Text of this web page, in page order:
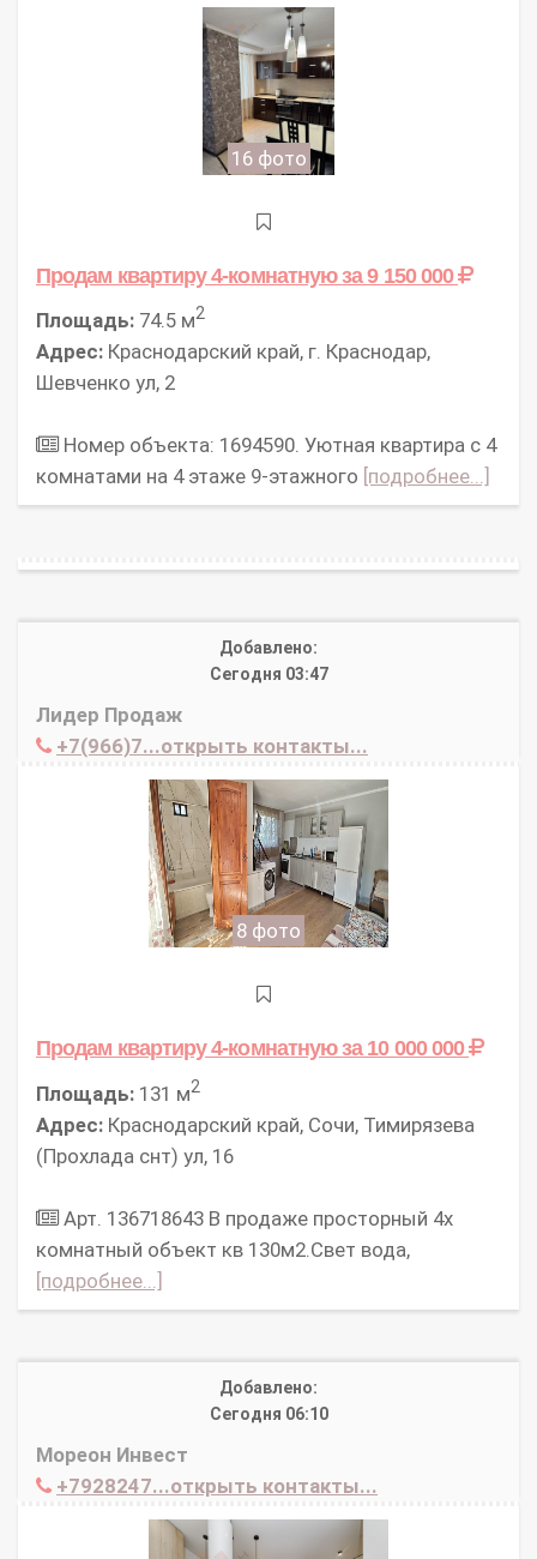
16 фото
Продам квартиру 4-комнатнуюза 9 150 000
Площадь: 74.5 м2
Адрес: Краснодарский край, г. Краснодар,
Шевченко ул, 2
Номер объекта: 1694590. Уютная квартира с 4
комнатами на 4 этаже 9-этажного [подробнее...]
Добавлено:
Сегодня 03:47
Лидер Продаж
+7(966)7...открыть контакты...
8 фото
Продам квартиру 4-комнатнуюза 10 000 000
Площадь: 131 м2
Адрес: Краснодарский край, Сочи, Тимирязева
(Прохлада снт) ул, 16
Арт. 136718643 В продаже просторный 4х
комнатный объект кв 130м2.Свет вода,
[подробнее...]
Добавлено:
Сегодня 06:10
Мореон Инвест
+7928247...открыть контакты...